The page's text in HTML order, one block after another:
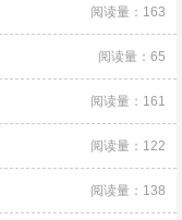
阅读量：163
阅读量：65
阅读量：161
阅读量：122
阅读量：138